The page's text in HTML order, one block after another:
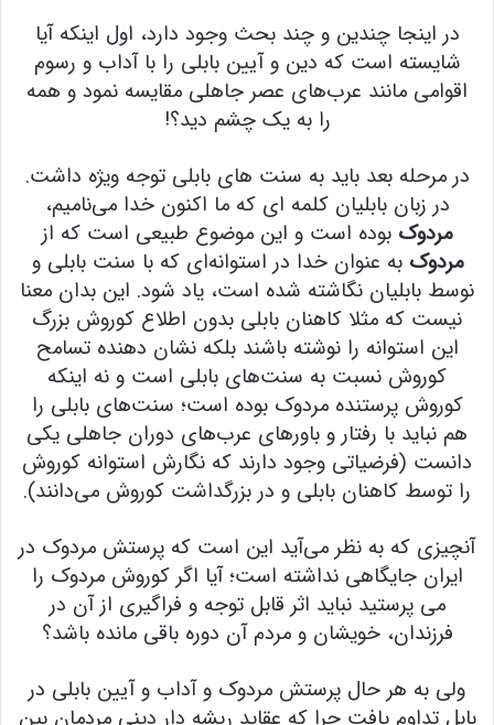
در اینجا چندین و چند بحث وجود دارد، اول اینکه آیا
شایسته است که دین و آیین بابلی را با آداب و رسوم
اقوامی مانند عرب‌های عصر جاهلی مقایسه نمود و همه
را به یک چشم دید؟!
در مرحله بعد باید به سنت های بابلی توجه ویژه داشت.
در زبان بابلیان کلمه ای که ما اکنون خدا می‌نامیم،
مردوک بوده است و این موضوع طبیعی است که از
مردوک به عنوان خدا در استوانه‌ای که با سنت بابلی و
نوسط بابلیان نگاشته شده است، یاد شود. این بدان معنا
نیست که مثلا کاهنان بابلی بدون اطلاع کوروش بزرگ
این استوانه را نوشته باشند بلکه نشان دهنده تسامح
کوروش نسبت به سنت‌های بابلی است و نه اینکه
کوروش پرستنده مردوک بوده است؛ سنت‌های بابلی را
هم نباید با رفتار و باورهای عرب‌های دوران جاهلی یکی
دانست (فرضیاتی وجود دارند که نگارش استوانه کوروش
را توسط کاهنان بابلی و در بزرگداشت کوروش می‌دانند).
آنچیزی که به نظر می‌آید این است که پرستش مردوک در
ایران جایگاهی نداشته است؛ آیا اگر کوروش مردوک را
می پرستید نباید اثر قابل توجه و فراگیری از آن در
فرزندان، خویشان و مردم آن دوره باقی مانده باشد؟
ولی به هر حال پرستش مردوک و آداب و آیین بابلی در